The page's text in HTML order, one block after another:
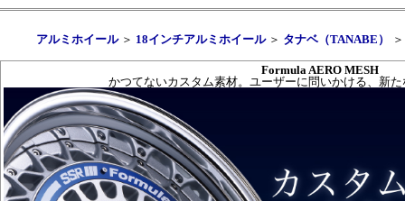
アルミホイール＞ 18インチアルミホイール＞ タナベ（TANABE）
Formula AERO MESH
かつてないカスタム素材。ユーザーに問いかける、新